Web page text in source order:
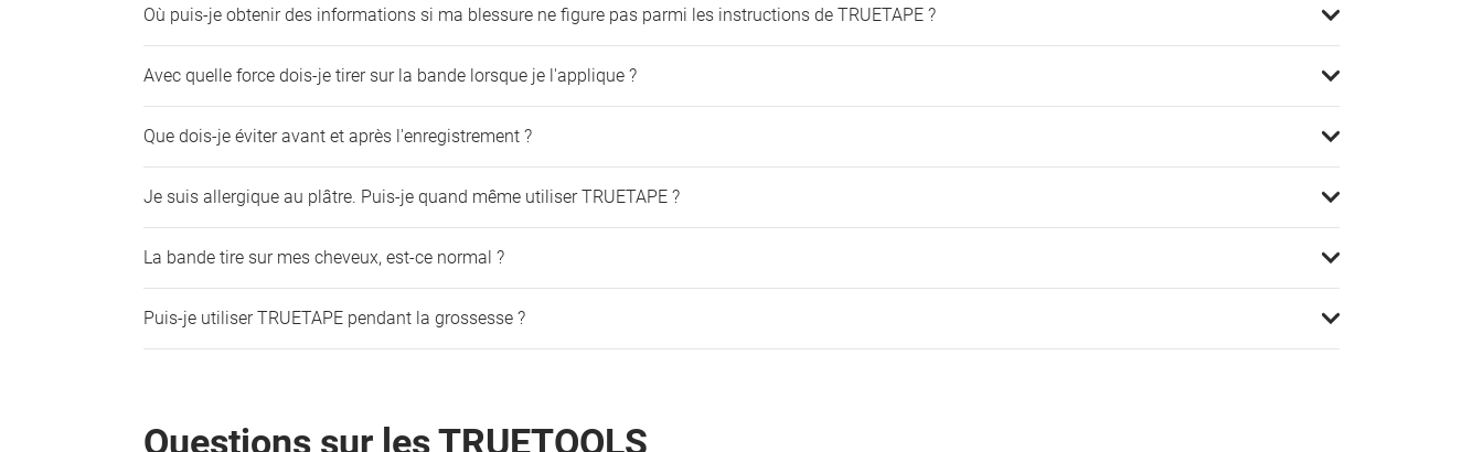
Où puis-je obtenir des informations si ma blessure ne figure pas parmi les instructions de TRUETAPE ?
Avec quelle force dois-je tirer sur la bande lorsque je l'applique ?
Que dois-je éviter avant et après l'enregistrement ?
Je suis allergique au plâtre. Puis-je quand même utiliser TRUETAPE ?
La bande tire sur mes cheveux, est-ce normal ?
Puis-je utiliser TRUETAPE pendant la grossesse ?
Questions sur les TRUETOOLS